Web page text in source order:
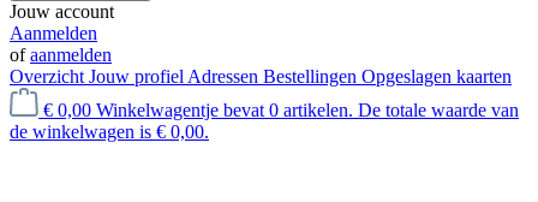
Jouw account
Aanmelden
ofaanmelden
Overzicht Jouw profiel Adressen Bestellingen Opgeslagen kaarten
€ 0,00 Winkelwagentje bevat 0 artikelen. De totale waarde van
de winkelwagen is € 0,00.